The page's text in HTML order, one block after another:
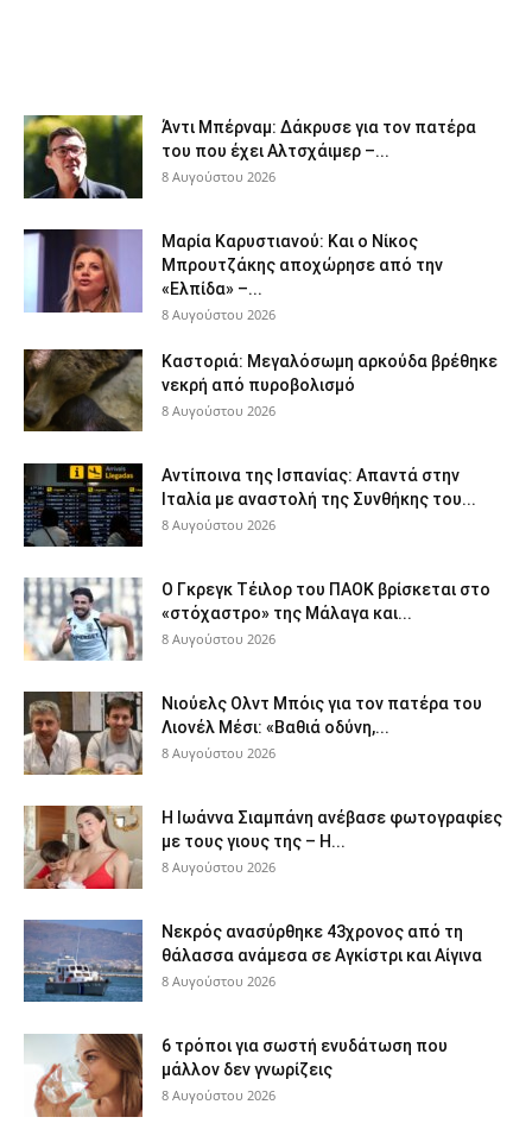
Άντι Μπέρναμ: Δάκρυσε για τον πατέρα
του που έχει Αλτσχάιμερ –...
8 Αυγούστου 2026
Μαρία Καρυστιανού: Και ο Νίκος
Μπρουτζάκης αποχώρησε από την
«Ελπίδα» –...
8 Αυγούστου 2026
Καστοριά: Μεγαλόσωμη αρκούδα βρέθηκε
νεκρή από πυροβολισμό
8 Αυγούστου 2026
Αντίποινα της Ισπανίας: Απαντά στην
Ιταλία με αναστολή της Συνθήκης του...
8 Αυγούστου 2026
Ο Γκρεγκ Τέιλορ του ΠΑΟΚ βρίσκεται στο
«στόχαστρο» της Μάλαγα και...
8 Αυγούστου 2026
Νιούελς Ολντ Μπόις για τον πατέρα του
Λιονέλ Μέσι: «Βαθιά οδύνη,...
8 Αυγούστου 2026
H Ιωάννα Σιαμπάνη ανέβασε φωτογραφίες
με τους γιους της – Η...
8 Αυγούστου 2026
Νεκρός ανασύρθηκε 43χρονος από τη
θάλασσα ανάμεσα σε Αγκίστρι και Αίγινα
8 Αυγούστου 2026
6 τρόποι για σωστή ενυδάτωση που
μάλλον δεν γνωρίζεις
8 Αυγούστου 2026